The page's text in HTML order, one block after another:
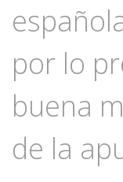
por lo
buena
de la